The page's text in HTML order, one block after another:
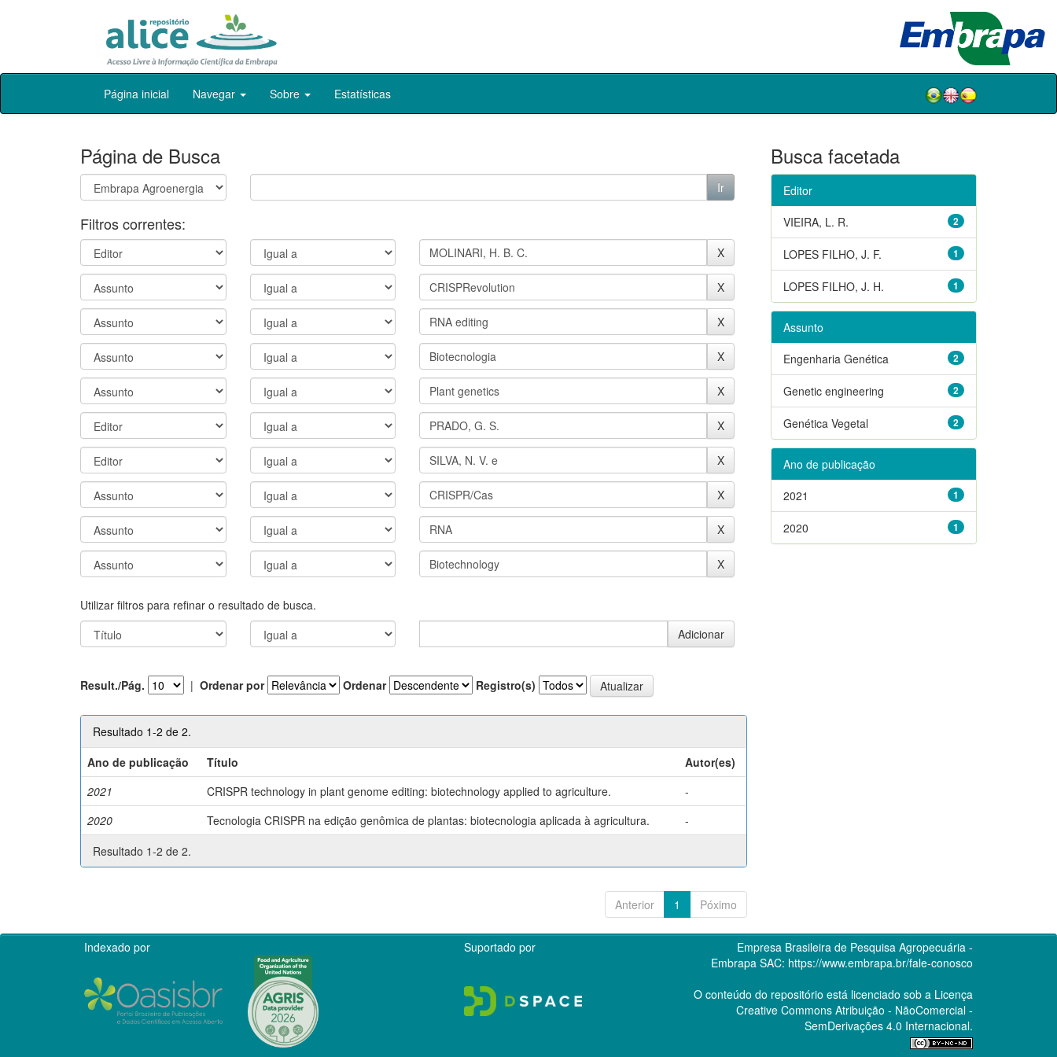
Skip
Página inicial Navegar Sobre Estatísticas
Página de Busca
Filtros correntes:
Utilizar filtros para refinar o resultado de busca.
Result./Pág. | Ordenar por Ordenar Registro(s)
Resultado 1-2 de 2.
Ano de publicação
Título
Autor(es)
2021
CRISPR technology in plant genome editing: biotechnology applied to agriculture.
-
2020
Tecnologia CRISPR na edição genômica de plantas: biotecnologia aplicada à agricultura.
-
Resultado 1-2 de 2.
Anterior 1 Póximo
Busca facetada
Editor
2
VIEIRA, L. R.
1
LOPES FILHO, J. F.
1
LOPES FILHO, J. H.
Assunto
2
Engenharia Genética
2
Genetic engineering
2
Genética Vegetal
Ano de publicação
1
2021
1
2020
Indexado por Suportado por
Empresa Brasileira de Pesquisa Agropecuária -
Embrapa SAC: https://www.embrapa.br/fale-conosco
O conteúdo do repositório está licenciado sob a Licença
Creative CommonsAtribuição - NãoComercial -
SemDerivações 4.0 Internacional.